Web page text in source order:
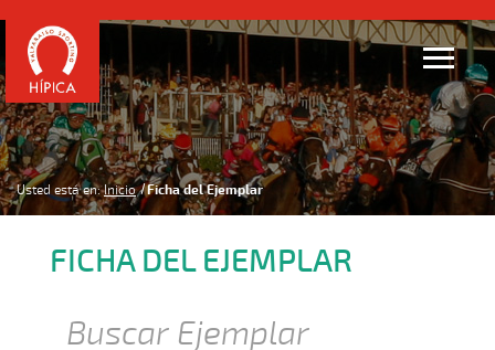
Usted está en: Inicio Ficha del Ejemplar
FICHA DEL EJEMPLAR